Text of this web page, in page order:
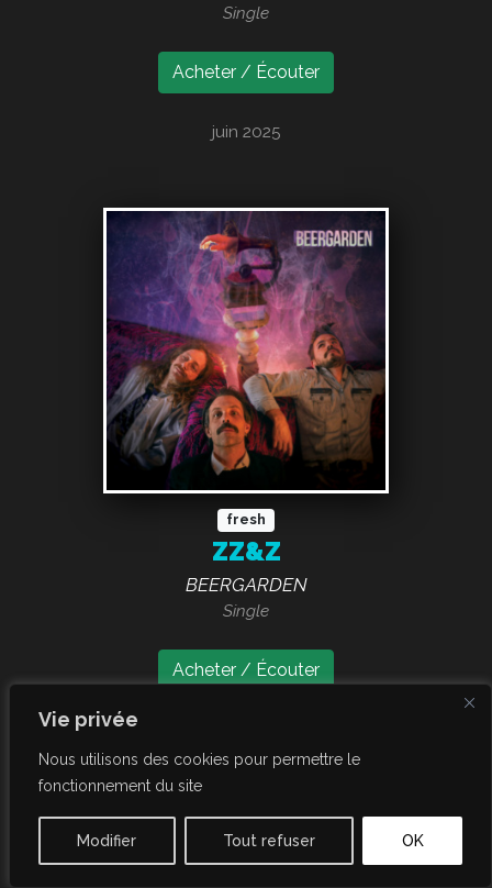
Vie privée
Nous utilisons des cookies pour permettre le
fonctionnement du site
Modifier Tout refuser OK
Single
Acheter / Écouter
juin 2025
fresh
ZZ&Z
BEERGARDEN
Single
Acheter / Écouter